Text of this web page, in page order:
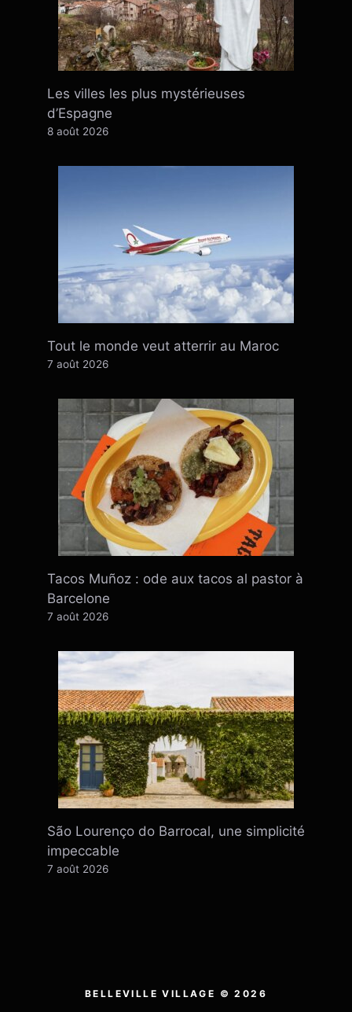
Les villes les plus mystérieuses
d’Espagne
8 août 2026
Tout le monde veut atterrir au Maroc
7 août 2026
Tacos Muñoz : ode aux tacos al pastor à
Barcelone
7 août 2026
São Lourenço do Barrocal, une simplicité
impeccable
7 août 2026
BELLEVILLE VILLAGE © 2026